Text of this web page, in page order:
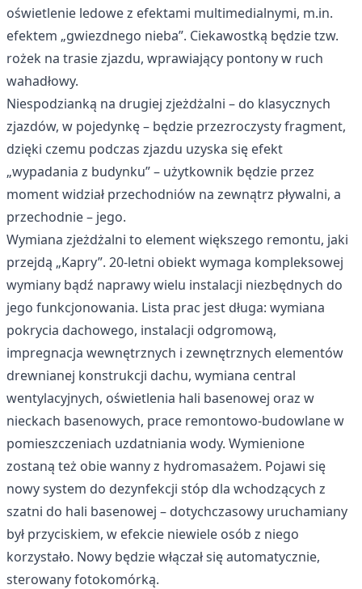
oświetlenie ledowe z efektami multimedialnymi, m.in.
efektem „gwiezdnego nieba”. Ciekawostką będzie tzw.
rożek na trasie zjazdu, wprawiający pontony w ruch
wahadłowy.
Niespodzianką na drugiej zjeżdżalni – do klasycznych
zjazdów, w pojedynkę – będzie przezroczysty fragment,
dzięki czemu podczas zjazdu uzyska się efekt
„wypadania z budynku” – użytkownik będzie przez
moment widział przechodniów na zewnątrz pływalni, a
przechodnie – jego.
Wymiana zjeżdżalni to element większego remontu, jaki
przejdą „Kapry”. 20-letni obiekt wymaga kompleksowej
wymiany bądź naprawy wielu instalacji niezbędnych do
jego funkcjonowania. Lista prac jest długa: wymiana
pokrycia dachowego, instalacji odgromową,
impregnacja wewnętrznych i zewnętrznych elementów
drewnianej konstrukcji dachu, wymiana central
wentylacyjnych, oświetlenia hali basenowej oraz w
nieckach basenowych, prace remontowo-budowlane w
pomieszczeniach uzdatniania wody. Wymienione
zostaną też obie wanny z hydromasażem. Pojawi się
nowy system do dezynfekcji stóp dla wchodzących z
szatni do hali basenowej – dotychczasowy uruchamiany
był przyciskiem, w efekcie niewiele osób z niego
korzystało. Nowy będzie włączał się automatycznie,
sterowany fotokomórką.